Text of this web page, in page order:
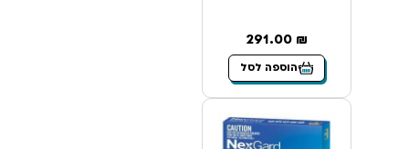
291.00 ₪
הוספה לסל